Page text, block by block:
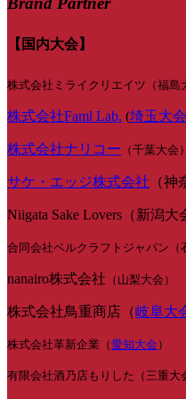
【国内大会】
株式会社ミライクリエイツ（福島
株式会社Faml Lab. (埼玉大会
株式会社ナリコー （千葉大会）
サケ・エッジ株式会社 （神
Niigata Sake Lovers（新潟大
合同会社ベルクラフトジャパン（
nanairo株式会社 （山梨大会）
株式会社鳥重商店（岐阜大
株式会社革新企業（愛知大会 ）
有限会社酒乃店もりした（三重大